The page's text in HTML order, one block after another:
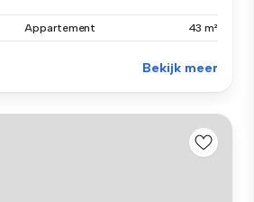
Appartement 43 m²
Bekijk meer